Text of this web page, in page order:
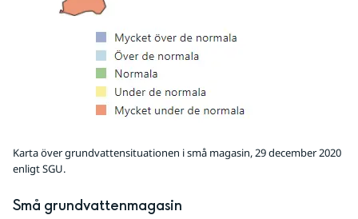
Karta över grundvattensituationen i små magasin, 29 december 2020
enligt SGU.
Små grundvattenmagasin